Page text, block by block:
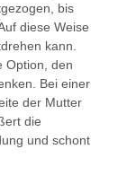
bis
diese Weise
kann.
Option, den
Bei einer
der Mutter
die
und schont